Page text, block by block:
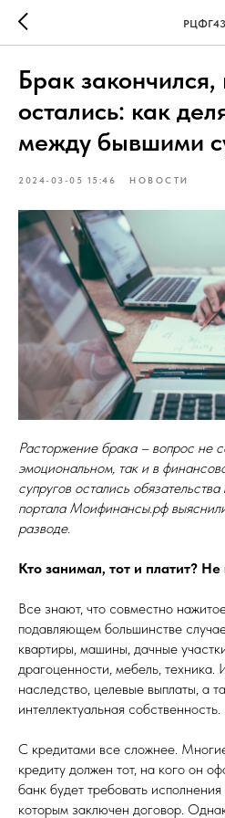
РЦФГ43
Брак
остались: как
между бывшими
2024-03-05 15:46 НОВОСТИ
Расторжение брака – вопрос не
эмоциональном, так и в
супругов остались
портала Моифинансы.рф
разводе.
Кто занимал, тот и платит? Не
Все знают, что совместно
подавляющем большинстве
квартиры, машины, дачные
драгоценности, мебель,
наследство, целевые выплаты, а
интеллектуальная собственность.
С кредитами все сложнее.
кредиту должен тот, на кого он
банк будет требовать
которым заключен договор.